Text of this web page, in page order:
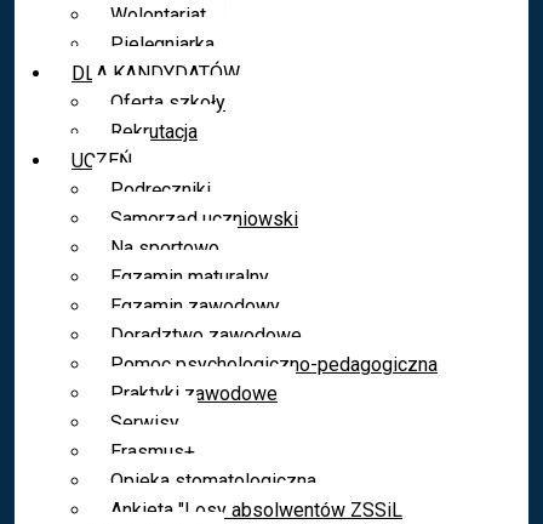
Wolontariat
Pielęgniarka
DLA KANDYDATÓW
Oferta szkoły
Rekrutacja
UCZEŃ
Podręczniki
Samorząd uczniowski
Na sportowo
Egzamin maturalny
Egzamin zawodowy
Doradztwo zawodowe
Pomoc psychologiczno-pedagogiczna
Praktyki zawodowe
Serwisy
Erasmus+
Opieka stomatologiczna
Ankieta "Losy absolwentów ZSSiL